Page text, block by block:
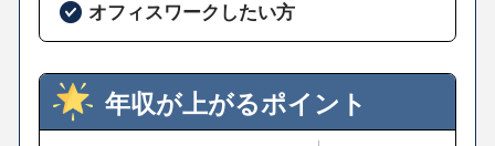
オフィスワークしたい方
年収が上がるポイント